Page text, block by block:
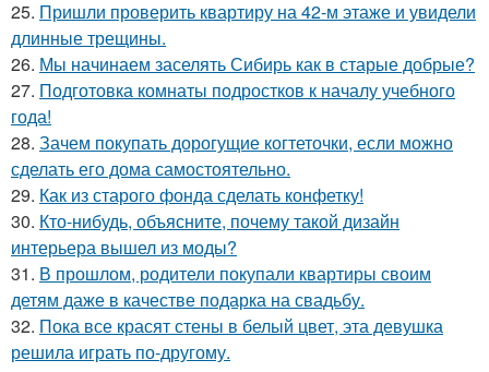
25. Пришли проверить квартиру на 42-м этаже и увидели
длинные трещины.
26. Мы начинаем заселять Сибирь как в старые добрые?
27. Подготовка комнаты подростков к началу учебного
года!
28. Зачем покупать дорогущие когтеточки, если можно
сделать его дома самостоятельно.
29. Как из старого фонда сделать конфетку!
30. Кто-нибудь, объясните, почему такой дизайн
интерьера вышел из моды?
31. В прошлом, родители покупали квартиры своим
детям даже в качестве подарка на свадьбу.
32. Пока все красят стены в белый цвет, эта девушка
решила играть по-другому.